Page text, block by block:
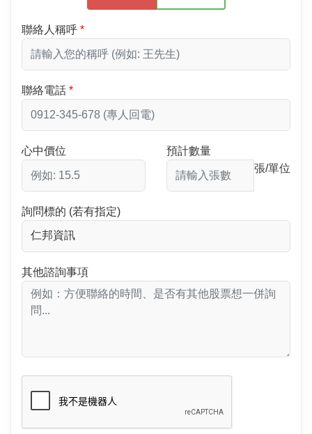
聯絡人稱呼
聯絡電話
心中價位
預計數量
張/單位
詢問標的 (若有指定)
其他諮詢事項